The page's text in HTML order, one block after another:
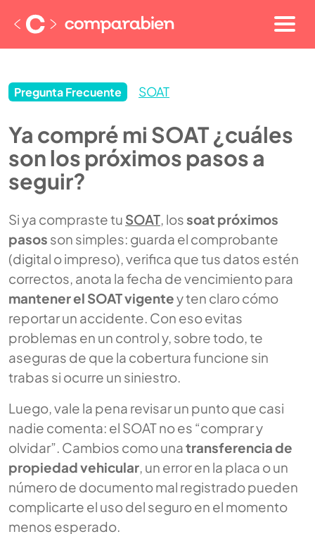
Pregunta Frecuente SOAT
Ya compré mi SOAT ¿cuáles
son los próximos pasos a
seguir?
Si ya compraste tu SOAT, lossoat próximos
pasos son simples: guarda el comprobante
(digital o impreso), verifica que tus datos estén
correctos, anota la fecha de vencimiento para
mantener el SOAT vigentey ten claro cómo
reportar un accidente. Con eso evitas
problemas en un control y, sobre todo, te
aseguras de que la cobertura funcione sin
trabas si ocurre un siniestro.
Luego, vale la pena revisar un punto que casi
nadie comenta: el SOAT no es “comprar y
olvidar”. Cambios como unatransferencia de
propiedad vehicular, un error en la placa o un
número de documento mal registrado pueden
complicarte el uso del seguro en el momento
menos esperado.